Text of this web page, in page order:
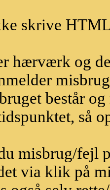
skrive
hærværk og
består
så
misbrug/fejl
via klik på